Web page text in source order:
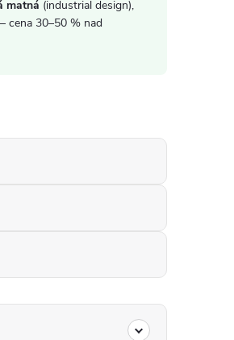
matná (industrial design),
cena 30–50 % nad